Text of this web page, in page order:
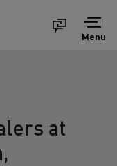
Menu
at